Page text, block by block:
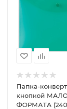
Папка-
кнопкой
ФОРМАТА